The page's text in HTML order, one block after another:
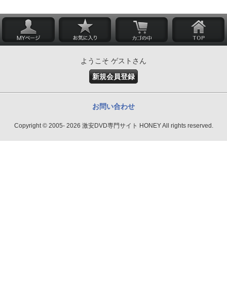
ようこそ ゲストさん
新規会員登録
お問い合わせ
Copyright © 2005- 2026 激安DVD専門サイト HONEY All rights reserved.